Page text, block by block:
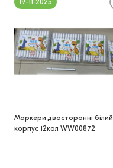
Маркери двосторонні білий
корпус 12кол WW00872
19-11-2025